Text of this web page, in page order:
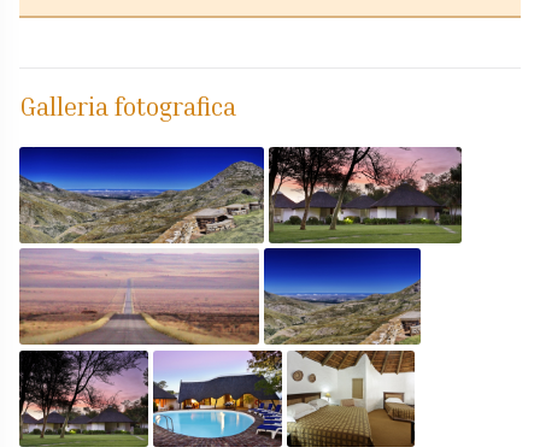
Galleria fotografica